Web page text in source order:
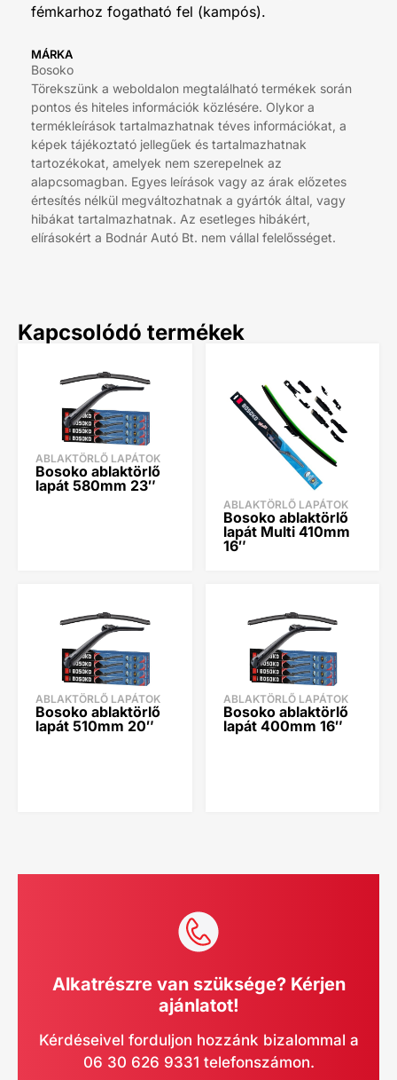
fémkarhoz fogatható fel (kampós).
MÁRKA
Bosoko
Törekszünk a weboldalon megtalálható termékek során
pontos és hiteles információk közlésére. Olykor a
termékleírások tartalmazhatnak téves információkat, a
képek tájékoztató jellegűek és tartalmazhatnak
tartozékokat, amelyek nem szerepelnek az
alapcsomagban. Egyes leírások vagy az árak előzetes
értesítés nélkül megváltozhatnak a gyártók által, vagy
hibákat tartalmazhatnak. Az esetleges hibákért,
elírásokért a Bodnár Autó Bt. nem vállal felelősséget.
Kapcsolódó termékek
ABLAKTÖRLŐ LAPÁTOK
Bosoko ablaktörlő
lapát 580mm 23″
ABLAKTÖRLŐ LAPÁTOK
Bosoko ablaktörlő
lapát Multi 410mm
16″
ABLAKTÖRLŐ LAPÁTOK
Bosoko ablaktörlő
lapát 510mm 20″
ABLAKTÖRLŐ LAPÁTOK
Bosoko ablaktörlő
lapát 400mm 16″
Alkatrészre van szüksége? Kérjen
ajánlatot!
Kérdéseivel forduljon hozzánk bizalommal a
06 30 626 9331 telefonszámon.